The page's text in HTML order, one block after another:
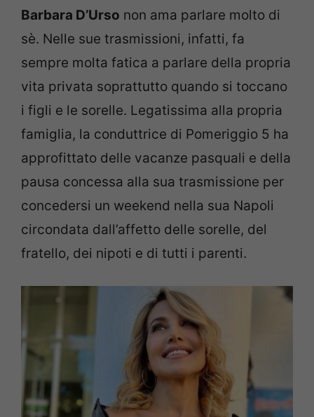
Barbara D’Urso non ama parlare molto di
sè. Nelle sue trasmissioni, infatti, fa
sempre molta fatica a parlare della propria
vita privata soprattutto quando si toccano
i figli e le sorelle. Legatissima alla propria
famiglia, la conduttrice di Pomeriggio 5 ha
approfittato delle vacanze pasquali e della
pausa concessa alla sua trasmissione per
concedersi un weekend nella sua Napoli
circondata dall’affetto delle sorelle, del
fratello, dei nipoti e di tutti i parenti.